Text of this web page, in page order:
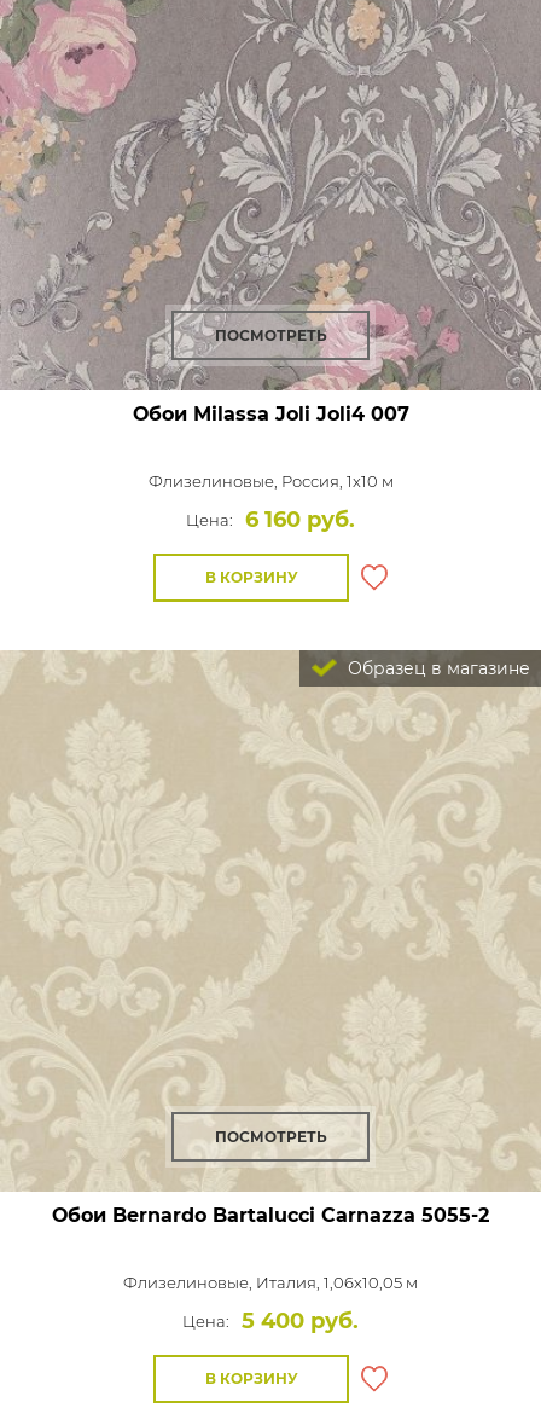
ПОСМОТРЕТЬ
Обои Milassa Joli Joli4 007
Флизелиновые, Россия, 1x10 м
Цена:
6 160 руб.
В КОРЗИНУ
Образец в магазине
ПОСМОТРЕТЬ
Обои Bernardo Bartalucci Carnazza 5055-2
Флизелиновые, Италия, 1,06x10,05 м
Цена:
5 400 руб.
В КОРЗИНУ